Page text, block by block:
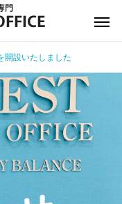
サービスサ
開設いたしました